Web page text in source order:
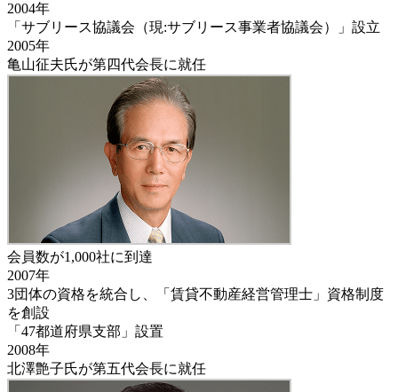
2004年
「サブリース協議会（現:サブリース事業者協議会）」設立
2005年
亀山征夫氏が第四代会長に就任
会員数が1,000社に到達
2007年
3団体の資格を統合し、「賃貸不動産経営管理士」資格制度
を創設
「47都道府県支部」設置
2008年
北澤艶子氏が第五代会長に就任